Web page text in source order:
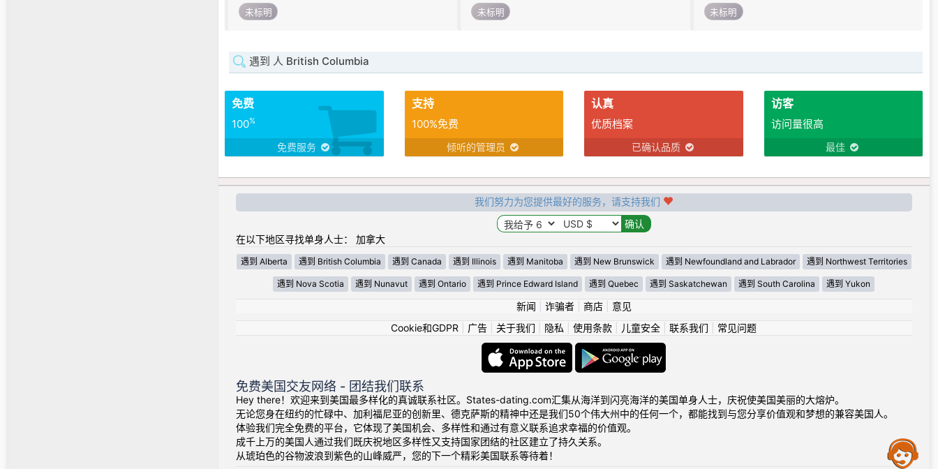
未标明 未标明 未标明
遇到 人 British Columbia
免费
100%
免费服务
支持
100%免费
倾听的管理员
认真
优质档案
已确认品质
访客
访问量很高
最佳
我们努力为您提供最好的服务，请支持我们
在以下地区寻找单身人士： 加拿大
遇到 Alberta 遇到 British Columbia 遇到 Canada 遇到 Illinois 遇到 Manitoba 遇到 New Brunswick 遇到 Newfoundland and Labrador 遇到 Northwest Territories
遇到 Nova Scotia 遇到 Nunavut 遇到 Ontario 遇到 Prince Edward Island 遇到 Quebec 遇到 Saskatchewan 遇到 South Carolina 遇到 Yukon
新闻 诈骗者| 商店| 意见
Cookie和GDPR
广告 关于我们 隐私 使用条款 儿童安全 联系我们 常见问题
免费美国交友网络 - 团结我们联系
Hey there！欢迎来到美国最多样化的真诚联系社区。States-dating.com汇集从海洋到闪亮海洋的美国单身人士，庆祝使美国美丽的大熔炉。
无论您身在纽约的忙碌中、加利福尼亚的创新里、德克萨斯的精神中还是我们50个伟大州中的任何一个，都能找到与您分享价值观和梦想的兼容美国人。
体验我们完全免费的平台，它体现了美国机会、多样性和通过有意义联系追求幸福的价值观。
成千上万的美国人通过我们既庆祝地区多样性又支持国家团结的社区建立了持久关系。
从琥珀色的谷物波浪到紫色的山峰威严，您的下一个精彩美国联系等待着！